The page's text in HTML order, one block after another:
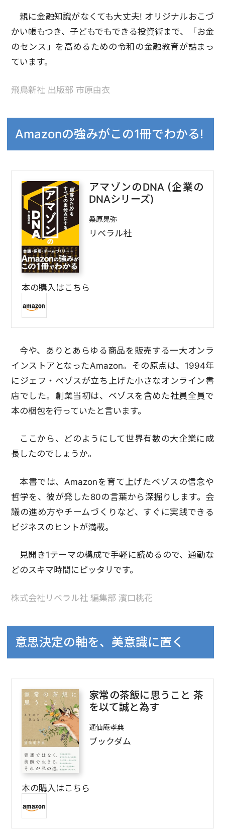
親に金融知識がなくても大丈夫! オリジナルおこづ
かい帳もつき、子どもでもできる投資術まで、「お金
のセンス」を高めるための令和の金融教育が詰まっ
ています。
飛鳥新社 出版部 市原由衣
Amazonの強みがこの1冊でわかる!
アマゾンのDNA (企業の
DNAシリーズ)
桑原晃弥
リベラル社
本の購入はこちら
今や、ありとあらゆる商品を販売する一大オンラ
インストアとなったAmazon。その原点は、1994年
にジェフ・ベゾスが立ち上げた小さなオンライン書
店でした。創業当初は、ベゾスを含めた社員全員で
本の梱包を行っていたと言います。
ここから、どのようにして世界有数の大企業に成
長したのでしょうか。
本書では、Amazonを育て上げたベゾスの信念や
哲学を、彼が発した80の言葉から深掘りします。会
議の進め方やチームづくりなど、すぐに実践できる
ビジネスのヒントが満載。
見開き1テーマの構成で手軽に読めるので、通勤な
どのスキマ時間にピッタリです。
株式会社リベラル社 編集部 濱口桃花
意思決定の軸を、美意識に置く
家常の茶飯に思うこと 茶
を以て誠と為す
通仙庵孝典
ブックダム
本の購入はこちら